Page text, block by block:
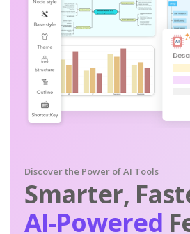
Discover the Power of AI Tools
Smarter,
AI-Powered